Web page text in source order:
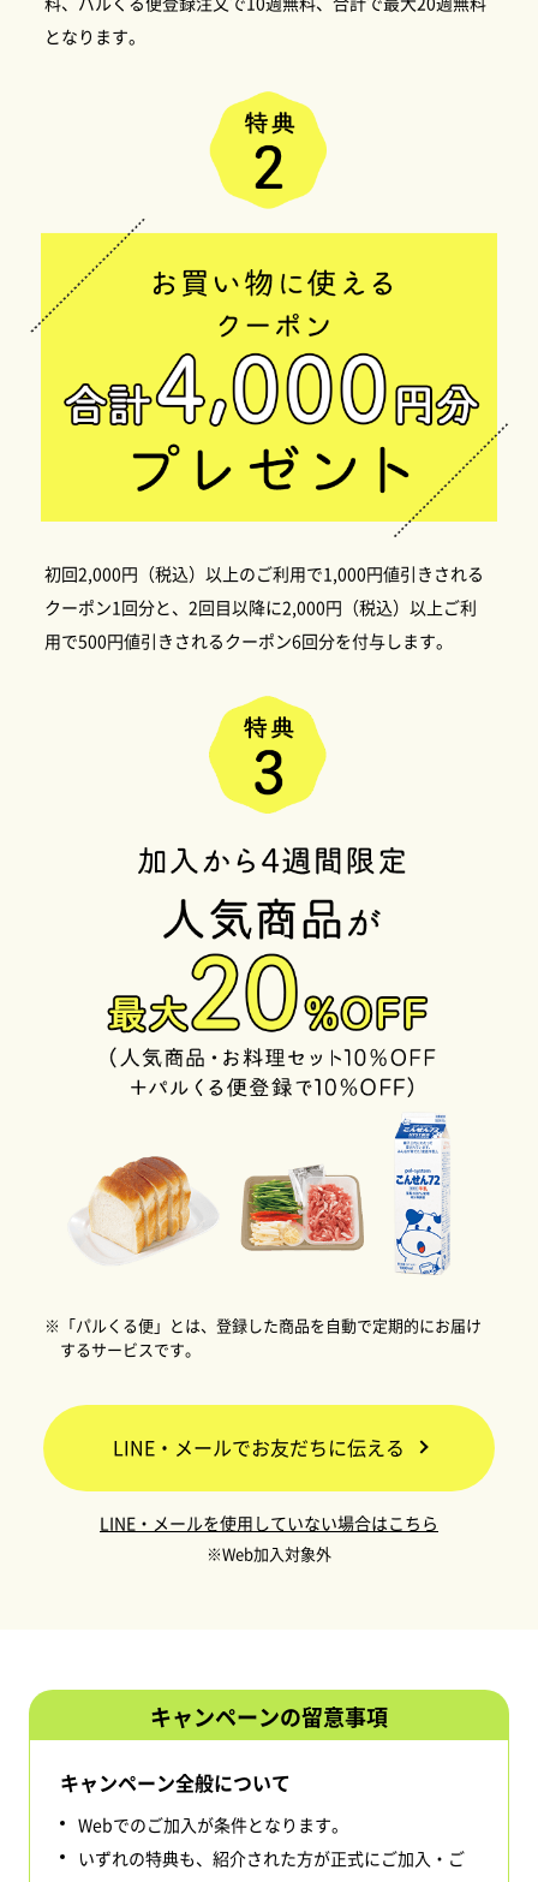
となります。
初回2,000円（税込）以上のご利用で1,000円値引きされる
クーポン1回分と、2回目以降に2,000円（税込）以上ご利
用で500円値引きされるクーポン6回分を付与します。
※「パルくる便」とは、登録した商品を自動で定期的にお届け
するサービスです。
LINE・メールでお友だちに伝える
LINE・メールを使用していない場合はこちら
※Web加入対象外
キャンペーンの留意事項
キャンペーン全般について
Webでのご加入が条件となります。
いずれの特典も、紹介された方が正式にご加入・ご